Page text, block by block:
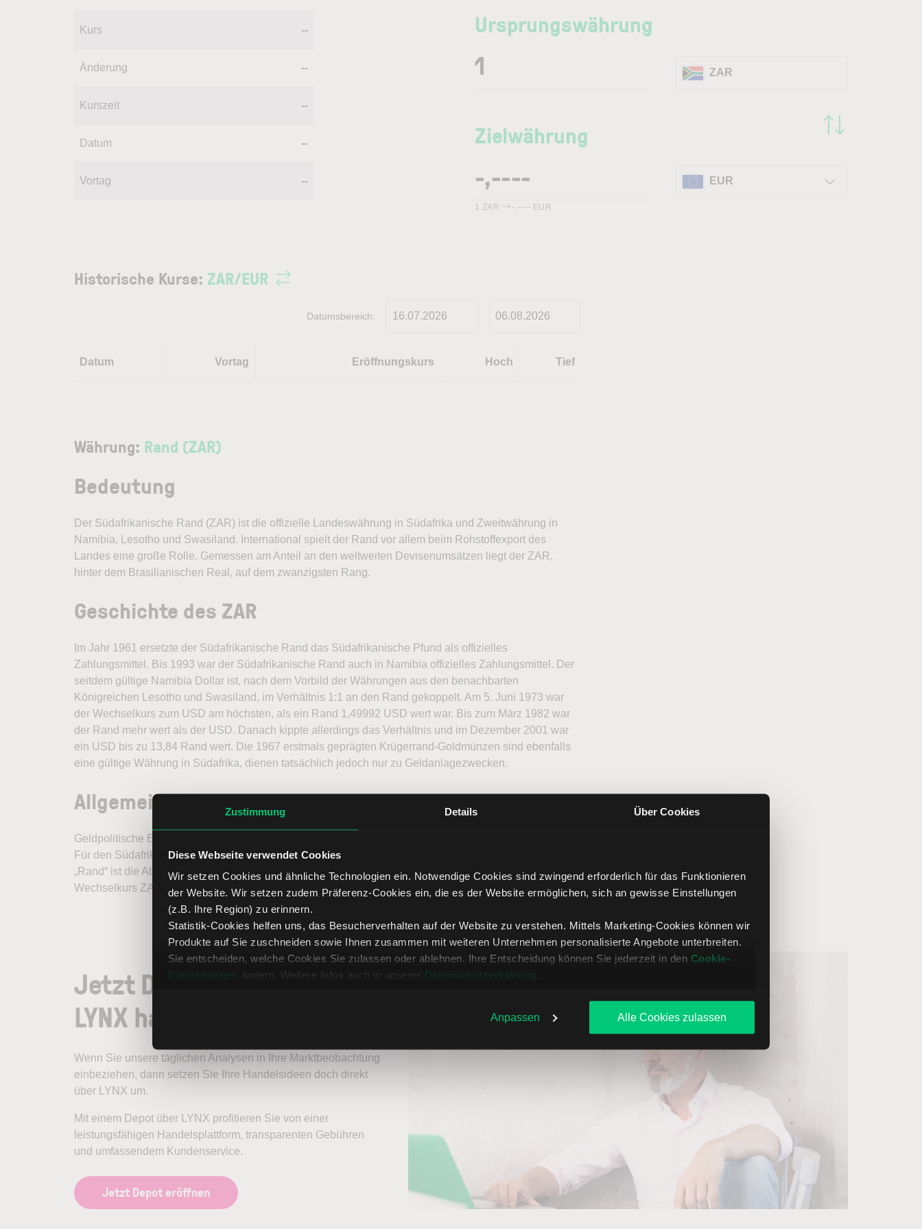
Zustimmung Details Über Cookies
Diese Webseite verwendet Cookies
Wir setzen Cookies und ähnliche Technologien ein. Notwendige Cookies sind zwingend erforderlich für das Funktionieren
der Website. Wir setzen zudem Präferenz-Cookies ein, die es der Website ermöglichen, sich an gewisse Einstellungen
(z.B. Ihre Region) zu erinnern.
Statistik-Cookies helfen uns, das Besucherverhalten auf der Website zu verstehen. Mittels Marketing-Cookies können wir
Produkte auf Sie zuschneiden sowie Ihnen zusammen mit weiteren Unternehmen personalisierte Angebote unterbreiten.
Sie entscheiden, welche Cookies Sie zulassen oder ablehnen. Ihre Entscheidung können Sie jederzeit in den Cookie-
Einstellungen
ändern. Weitere Infos auch in unserer Datenschutzerklärung
Anpassen Alle Cookies zulassen
Kurs --
Änderung --
Kurszeit --
Datum --
Vortag --
Ursprungswährung
Zielwährung
ZAR
EUR
1 ZAR -,---- EUR
Historische Kurse: ZAR/EUR
Datumsbereich:
Datum Vortag Eröffnungskurs Hoch Tief
Währung: Rand (ZAR)
Bedeutung
Der Südafrikanische Rand (ZAR) ist die offizielle Landeswährung in Südafrika und Zweitwährung in
Namibia, Lesotho und Swasiland. International spielt der Rand vor allem beim Rohstoffexport des
Landes eine große Rolle. Gemessen am Anteil an den weltweiten Devisenumsätzen liegt der ZAR,
hinter dem Brasilianischen Real, auf dem zwanzigsten Rang.
Geschichte des ZAR
Im Jahr 1961 ersetzte der Südafrikanische Rand das Südafrikanische Pfund als offizielles
Zahlungsmittel. Bis 1993 war der Südafrikanische Rand auch in Namibia offizielles Zahlungsmittel. Der
seitdem gültige Namibia Dollar ist, nach dem Vorbild der Währungen aus den benachbarten
Königreichen Lesotho und Swasiland, im Verhältnis 1:1 an den Rand gekoppelt. Am 5. Juni 1973 war
der Wechselkurs zum USD am höchsten, als ein Rand 1,49992 USD wert war. Bis zum März 1982 war
der Rand mehr wert als der USD. Danach kippte allerdings das Verhältnis und im Dezember 2001 war
ein USD bis zu 13,84 Rand wert. Die 1967 erstmals geprägten Krügerrand-Goldmünzen sind ebenfalls
eine gültige Währung in Südafrika, dienen tatsächlich jedoch nur zu Geldanlagezwecken.
Allgemeines
Geldpolitische Entscheidungen werden in Südafrika durch die Südafrikanische Zentralbank bestimmt.
Für den Südafrikanischen Rand, der in 100 Cents unterteilt ist, steht auch die Abkürzung „R“. Der Name
„Rand“ ist die Abkürzung der Region Witwatersrand, in der es zahlreiche Goldvorkommen gibt. Der
Wechselkurs ZAR/EUR gibt das Verhältnis Südafrikanischer Rand zu Euro in EUR an.
Jetzt Depot eröffnen und über
LYNX handeln
Wenn Sie unsere täglichen Analysen in Ihre Marktbeobachtung
einbeziehen, dann setzen Sie Ihre Handelsideen doch direkt
über LYNX um.
Mit einem Depot über LYNX profitieren Sie von einer
leistungsfähigen Handelsplattform, transparenten Gebühren
und umfassendem Kundenservice.
Jetzt Depot eröffnen